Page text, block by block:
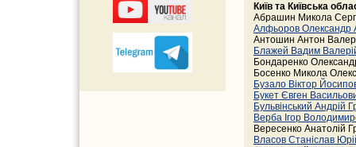
Київ та Київська
Абрашин Микола
Алфьоров Олександр
Антошин Антон
Блажей Вадим
Бондаренко
Босенко Микола
Бузало Віктор
Букет Євген
Бульвінський Андрій
Верба Ігор
Вересенко Анатолій
Власов Станіслав